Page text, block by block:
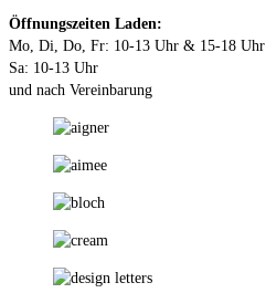
Öffnungszeiten Laden:
Mo, Di, Do, Fr: 10-13 Uhr & 15-18 Uhr
Sa: 10-13 Uhr
und nach Vereinbarung